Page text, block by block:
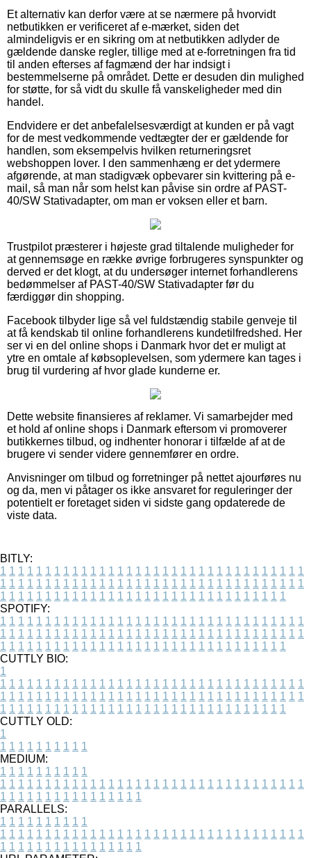
Et alternativ kan derfor være at se nærmere på hvorvidt
netbutikken er verificeret af e-mærket, siden det
almindeligvis er en sikring om at netbutikken adlyder de
gældende danske regler, tillige med at e-forretningen fra tid
til anden efterses af fagmænd der har indsigt i
bestemmelserne på området. Dette er desuden din mulighed
for støtte, for så vidt du skulle få vanskeligheder med din
handel.
Endvidere er det anbefalelsesværdigt at kunden er på vagt
for de mest vedkommende vedtægter der er gældende for
handlen, som eksempelvis hvilken returneringsret
webshoppen lover. I den sammenhæng er det ydermere
afgørende, at man stadigvæk opbevarer sin kvittering på e-
mail, så man når som helst kan påvise sin ordre af PAST-
40/SW Stativadapter, om man er voksen eller et barn.
Trustpilot præsterer i højeste grad tiltalende muligheder for
at gennemsøge en række øvrige forbrugeres synspunkter og
derved er det klogt, at du undersøger internet forhandlerens
bedømmelser af PAST-40/SW Stativadapter før du
færdiggør din shopping.
Facebook tilbyder lige så vel fuldstændig stabile genveje til
at få kendskab til online forhandlerens kundetilfredshed. Her
ser vi en del online shops i Danmark hvor det er muligt at
ytre en omtale af købsoplevelsen, som ydermere kan tages i
brug til vurdering af hvor glade kunderne er.
Dette website finansieres af reklamer. Vi samarbejder med
et hold af online shops i Danmark eftersom vi promoverer
butikkernes tilbud, og indhenter honorar i tilfælde af at de
brugere vi sender videre gennemfører en ordre.
Anvisninger om tilbud og forretninger på nettet ajourføres nu
og da, men vi påtager os ikke ansvaret for reguleringer der
potentielt er foretaget siden vi sidste gang opdaterede de
viste data.
BITLY:
1 1 1 1 1 1 1 1 1 1 1 1 1 1 1 1 1 1 1 1 1 1 1 1 1 1 1 1 1 1 1 1 1 1
1 1 1 1 1 1 1 1 1 1 1 1 1 1 1 1 1 1 1 1 1 1 1 1 1 1 1 1 1 1 1 1 1 1
1 1 1 1 1 1 1 1 1 1 1 1 1 1 1 1 1 1 1 1 1 1 1 1 1 1 1 1 1 1 1 1
SPOTIFY:
1 1 1 1 1 1 1 1 1 1 1 1 1 1 1 1 1 1 1 1 1 1 1 1 1 1 1 1 1 1 1 1 1 1
1 1 1 1 1 1 1 1 1 1 1 1 1 1 1 1 1 1 1 1 1 1 1 1 1 1 1 1 1 1 1 1 1 1
1 1 1 1 1 1 1 1 1 1 1 1 1 1 1 1 1 1 1 1 1 1 1 1 1 1 1 1 1 1 1 1
CUTTLY BIO:
1
1 1 1 1 1 1 1 1 1 1 1 1 1 1 1 1 1 1 1 1 1 1 1 1 1 1 1 1 1 1 1 1 1 1
1 1 1 1 1 1 1 1 1 1 1 1 1 1 1 1 1 1 1 1 1 1 1 1 1 1 1 1 1 1 1 1 1 1
1 1 1 1 1 1 1 1 1 1 1 1 1 1 1 1 1 1 1 1 1 1 1 1 1 1 1 1 1 1 1 1
CUTTLY OLD:
1
1 1 1 1 1 1 1 1 1 1
MEDIUM:
1 1 1 1 1 1 1 1 1 1
1 1 1 1 1 1 1 1 1 1 1 1 1 1 1 1 1 1 1 1 1 1 1 1 1 1 1 1 1 1 1 1 1 1
1 1 1 1 1 1 1 1 1 1 1 1 1 1 1 1
PARALLELS:
1 1 1 1 1 1 1 1 1 1
1 1 1 1 1 1 1 1 1 1 1 1 1 1 1 1 1 1 1 1 1 1 1 1 1 1 1 1 1 1 1 1 1 1
1 1 1 1 1 1 1 1 1 1 1 1 1 1 1 1